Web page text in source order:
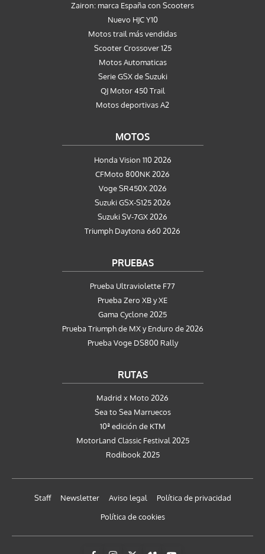
Zairon: marca España con Scooters
Nuevo HJC Y10
Motos trail más vendidas
Scooter Crossover 125
Motos Automaticas
Serie GSX de Suzuki
QJ Motor 450 Trail
Motos deportivas A2
MOTOS
Honda Vision 110 2026
CFMoto 800NK 2026
Voge SR450X 2026
Suzuki GSX-S125 2026
Suzuki SV-7GX 2026
Triumph Daytona 660 2026
PRUEBAS
Prueba Ultraviolette F77
Prueba Zero XB y XE
Gama Cyclone 2025
Prueba Triumph de MX y Enduro de 2026
Prueba Voge DS800 Rally
RUTAS
Madrid x Moto 2026
Sea to Sea Marruecos
10ª edición de KTM
MotorLand Classic Festival 2025
Rodibook 2025
Staff Newsletter Aviso legal
Política de privacidad
Política de cookies